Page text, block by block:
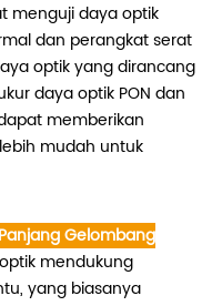
menguji daya optik
dan perangkat serat
optik yang dirancang
daya optik PON dan
memberikan
mudah untuk
Gelombang
mendukung
yang biasanya